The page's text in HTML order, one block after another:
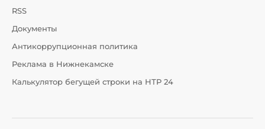
RSS
Документы
Антикоррупционная политика
Реклама в Нижнекамске
Калькулятор бегущей строки на НТР 24